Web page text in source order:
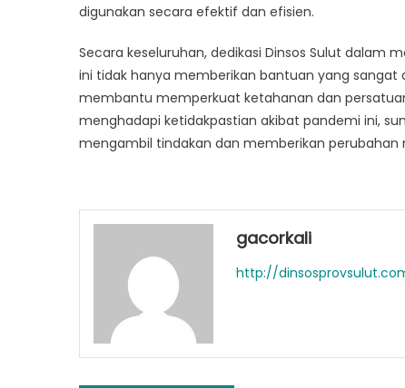
digunakan secara efektif dan efisien.
Secara keseluruhan, dedikasi Dinsos Sulut dalam
ini tidak hanya memberikan bantuan yang
membantu memperkuat ketahanan dan
menghadapi ketidakpastian akibat pandemi ini,
mengambil tindakan dan memberikan
gacorkali
http://